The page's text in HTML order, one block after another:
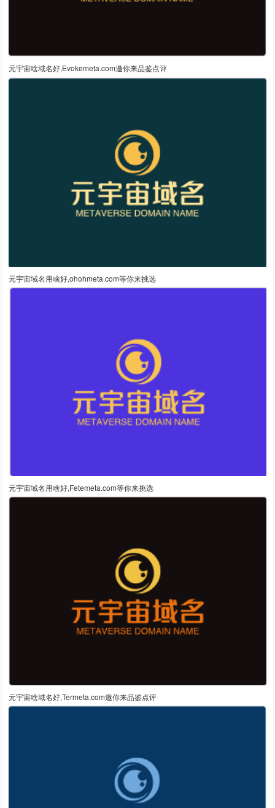
元宇宙啥域名好,Evokemeta.com邀你来品鉴点评
元宇宙域名用啥好,ohohmeta.com等你来挑选
元宇宙域名用啥好,Fetemeta.com等你来挑选
元宇宙啥域名好,Termeta.com邀你来品鉴点评